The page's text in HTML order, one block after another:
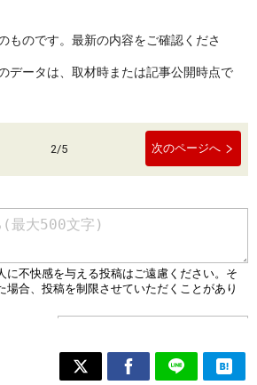
ものです。最新の内容をご確認くださ
データは、取材時または記事公開時点で
2/5 次のページへ